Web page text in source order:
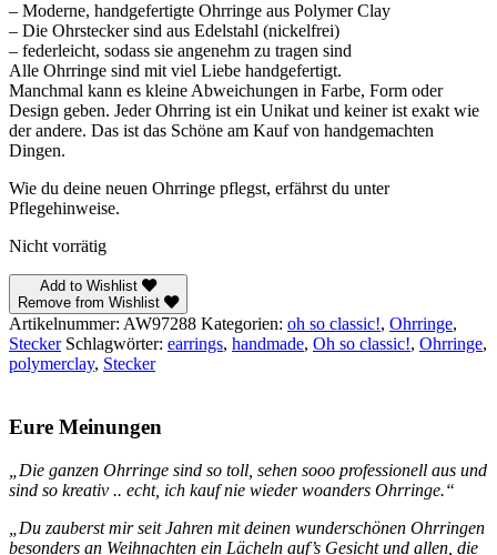
– Moderne, handgefertigte Ohrringe aus Polymer Clay
– Die Ohrstecker sind aus Edelstahl (nickelfrei)
– federleicht, sodass sie angenehm zu tragen sind
Alle Ohrringe sind mit viel Liebe handgefertigt.
Manchmal kann es kleine Abweichungen in Farbe, Form oder
Design geben. Jeder Ohrring ist ein Unikat und keiner ist exakt wie
der andere. Das ist das Schöne am Kauf von handgemachten
Dingen.
Wie du deine neuen Ohrringe pflegst, erfährst du unter
Pflegehinweise.
Nicht vorrätig
Add to Wishlist
Remove from Wishlist
Artikelnummer: AW97288 Kategorien: oh so classic!, Ohrringe,
Stecker Schlagwörter: earrings, handmade, Oh so classic!, Ohrringe,
polymerclay, Stecker
Eure Meinungen
„Die ganzen Ohrringe sind so toll, sehen sooo professionell aus und
sind so kreativ .. echt, ich kauf nie wieder woanders Ohrringe.“
„Du zauberst mir seit Jahren mit deinen wunderschönen Ohrringen
besonders an Weihnachten ein Lächeln auf’s Gesicht und allen, die